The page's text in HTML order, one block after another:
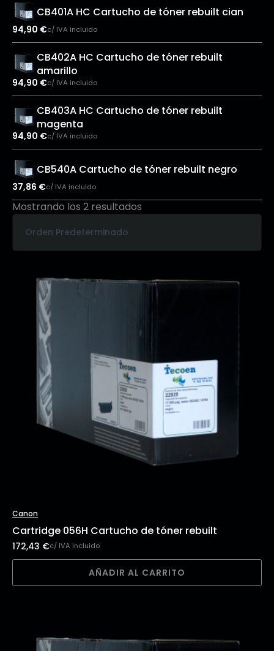
CB401A HC Cartucho de tóner rebuilt cian
94,90 €c/ IVA incluido
CB402A HC Cartucho de tóner rebuilt
amarillo
94,90 €c/ IVA incluido
CB403A HC Cartucho de tóner rebuilt
magenta
94,90 €c/ IVA incluido
CB540A Cartucho de tóner rebuilt negro
37,86 €c/ IVA incluido
Mostrando los 2 resultados
Canon
Cartridge 056H Cartucho de tóner rebuilt
172,43 €c/ IVA incluido
AÑADIR AL CARRITO